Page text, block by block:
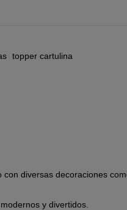
topper cartulina
diversas decoraciones
y divertidos.